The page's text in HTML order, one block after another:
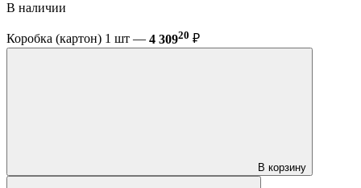
В наличии
Коробка (картон) 1 шт — 4 30920 ₽
В корзину